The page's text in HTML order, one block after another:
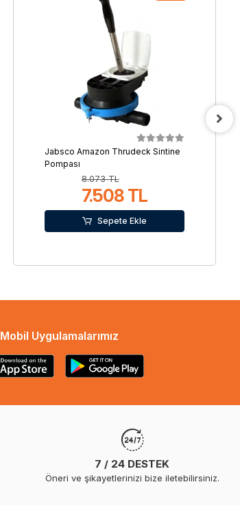
Jabsco Amazon Thrudeck Sintine
Pompası
8.073 TL
7.508 TL
Sepete Ekle
Mobil Uygulamalarımız
7 / 24 DESTEK
Öneri ve şikayetlerinizi bize iletebilirsiniz.